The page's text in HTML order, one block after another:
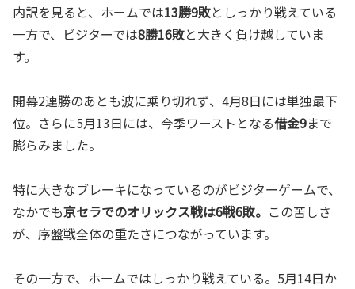
内訳を見ると、ホームでは13勝9敗としっかり戦えている
一方で、ビジターでは8勝16敗と大きく負け越していま
す。
開幕2連勝のあとも波に乗り切れず、4月8日には単独最下
位。さらに5月13日には、今季ワーストとなる借金9まで
膨らみました。
特に大きなブレーキになっているのがビジターゲームで、
なかでも京セラでのオリックス戦は6戦6敗。 この苦しさ
が、序盤戦全体の重たさにつながっています。
その一方で、ホームではしっかり戦えている。5月14日か